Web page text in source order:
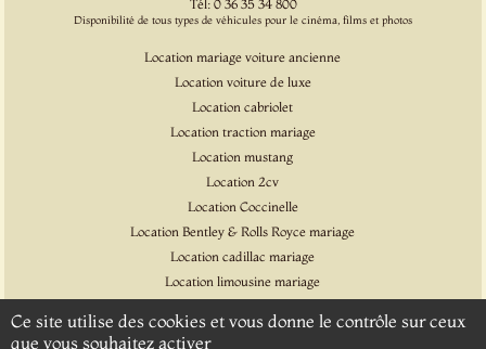
Tél: 0 36 35 34 800
Disponibilité de tous types de véhicules pour le cinéma, films et photos
Location mariage voiture ancienne
Location voiture de luxe
Location cabriolet
Location traction mariage
Location mustang
Location 2cv
Location Coccinelle
Location Bentley & Rolls Royce mariage
Location cadillac mariage
Location limousine mariage
Location Citroen DS
Ce site utilise des cookies et vous donne le contrôle sur ceux
que vous souhaitez activer